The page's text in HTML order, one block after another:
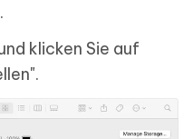
klicken Sie auf